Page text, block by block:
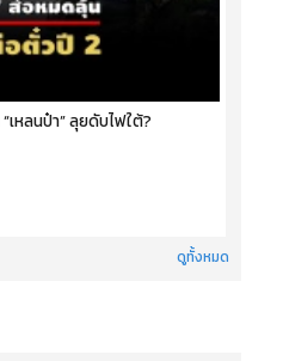
หลนป๋า” ลุยดับไฟใต้?
ดูทั้งหมด